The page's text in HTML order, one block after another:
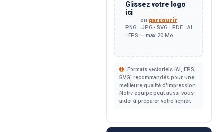
Glissez votre logo
ici
ou parcourir
PNG · JPG · SVG · PDF · AI
· EPS — max 20 Mo
Formats vectoriels (AI, EPS,
SVG) recommandés pour une
meilleure qualité d'impression.
Notre équipe peut aussi vous
aider à préparer votre fichier.